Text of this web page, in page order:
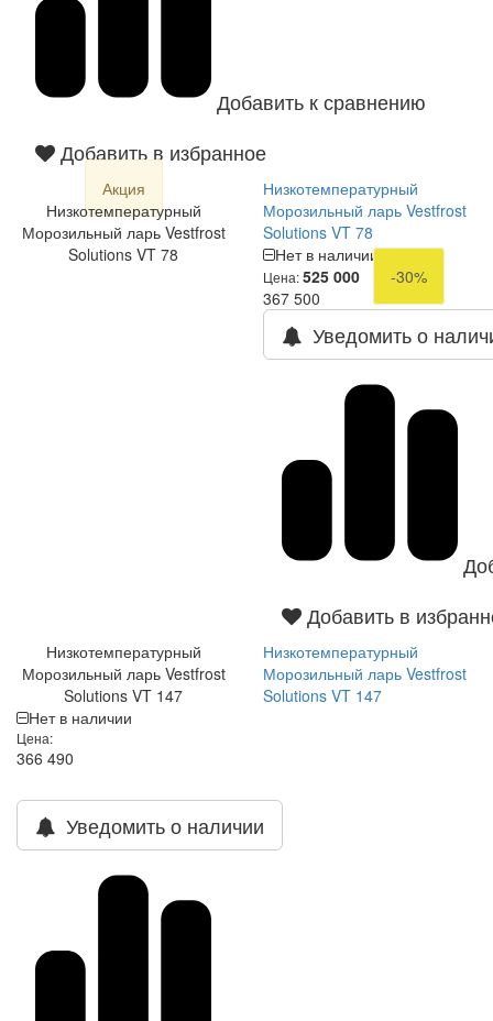
Добавить к сравнению
Добавить в избранное
Акция
Низкотемпературный
Морозильный ларь Vestfrost
Solutions VT 78
Низкотемпературный
Морозильный ларь Vestfrost
Solutions VT 78
Нет в наличии
Цена:525 000
-30%
367 500
Уведомить о
Добавить в
Низкотемпературный
Морозильный ларь Vestfrost
Solutions VT 147
Низкотемпературный
Морозильный ларь Vestfrost
Solutions VT 147
Нет в наличии
Цена:
366 490
Уведомить о наличии